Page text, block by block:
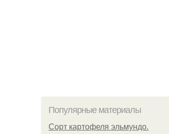
Популярные материалы
Сорт картофеля эльмундо.